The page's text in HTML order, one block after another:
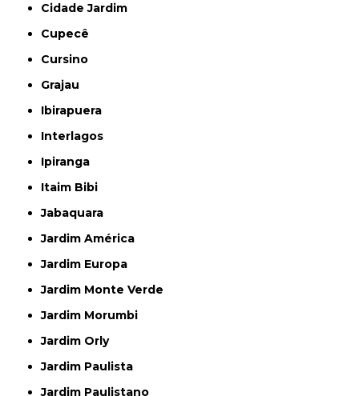
Cidade Jardim
Cupecê
Cursino
Grajau
Ibirapuera
Interlagos
Ipiranga
Itaim Bibi
Jabaquara
Jardim América
Jardim Europa
Jardim Monte Verde
Jardim Morumbi
Jardim Orly
Jardim Paulista
Jardim Paulistano